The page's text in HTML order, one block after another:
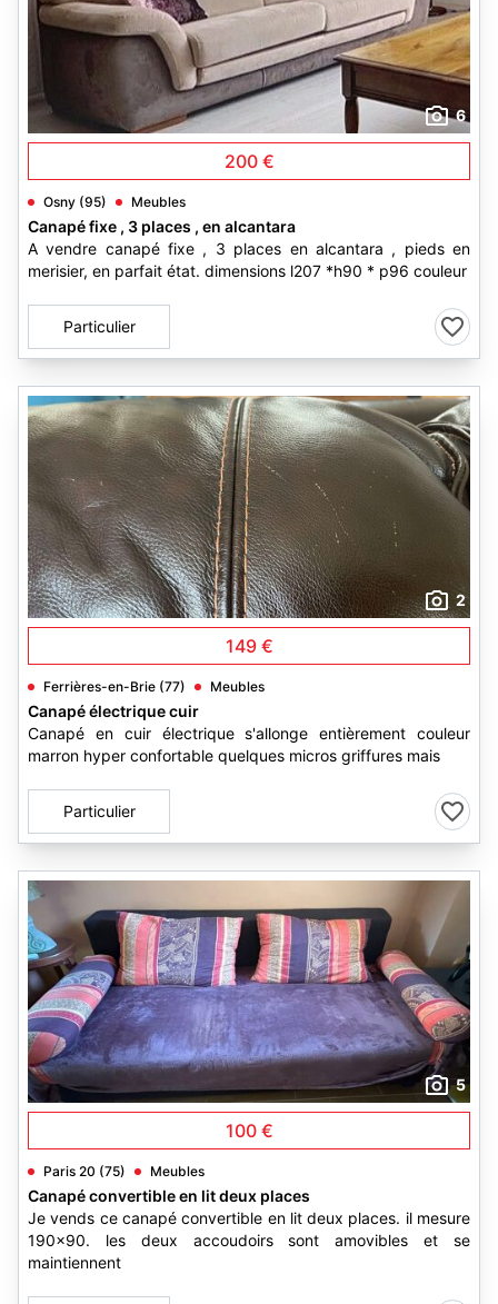
6
200 €
Osny (95) Meubles
Canapé fixe , 3 places , en alcantara
A vendre canapé fixe , 3 places en alcantara , pieds en
merisier, en parfait état. dimensions l207 *h90 * p96 couleur
Particulier
2
149 €
Ferrières-en-Brie (77) Meubles
Canapé électrique cuir
Canapé en cuir électrique s'allonge entièrement couleur
marron hyper confortable quelques micros griffures mais
Particulier
5
100 €
Paris 20 (75) Meubles
Canapé convertible en lit deux places
Je vends ce canapé convertible en lit deux places. il mesure
190x90. les deux accoudoirs sont amovibles et se
maintiennent